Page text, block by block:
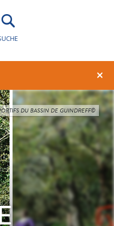
×
DU BASSIN DE GUINDREFF©